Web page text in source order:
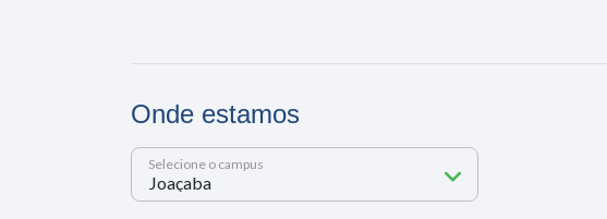
Onde estamos
Selecione o campus